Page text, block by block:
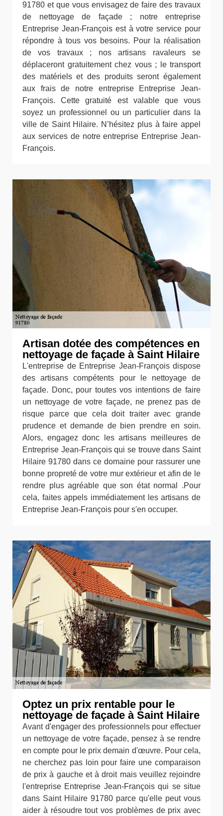
91780 et que vous envisagez de faire des travaux
de nettoyage de façade ; notre entreprise
Entreprise Jean-François est à votre service pour
répondre à tous vos besoins. Pour la réalisation
de vos travaux ; nos artisans ravaleurs se
déplaceront gratuitement chez vous ; le transport
des matériels et des produits seront également
aux frais de notre entreprise Entreprise Jean-
François. Cette gratuité est valable que vous
soyez un professionnel ou un particulier dans la
ville de Saint Hilaire. N’hésitez plus à faire appel
aux services de notre entreprise Entreprise Jean-
François.
Artisan dotée des compétences en
nettoyage de façade à Saint Hilaire
L'entreprise de Entreprise Jean-François dispose
des artisans compétents pour le nettoyage de
façade. Donc, pour toutes vos intentions de faire
un nettoyage de votre façade, ne prenez pas de
risque parce que cela doit traiter avec grande
prudence et demande de bien prendre en soin.
Alors, engagez donc les artisans meilleures de
Entreprise Jean-François qui se trouve dans Saint
Hilaire 91780 dans ce domaine pour rassurer une
bonne propreté de votre mur extérieur et afin de le
rendre plus agréable que son état normal .Pour
cela, faites appels immédiatement les artisans de
Entreprise Jean-François pour s'en occuper.
Optez un prix rentable pour le
nettoyage de façade à Saint Hilaire
Avant d'engager des professionnels pour effectuer
un nettoyage de votre façade, pensez à se rendre
en compte pour le prix demain d'œuvre. Pour cela,
ne cherchez pas loin pour faire une comparaison
de prix à gauche et à droit mais veuillez rejoindre
l'entreprise Entreprise Jean-François qui se situe
dans Saint Hilaire 91780 parce qu'elle peut vous
aider à résoudre tout vos problèmes de prix avec